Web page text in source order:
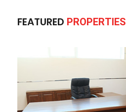
FEATURED PROPERTIES